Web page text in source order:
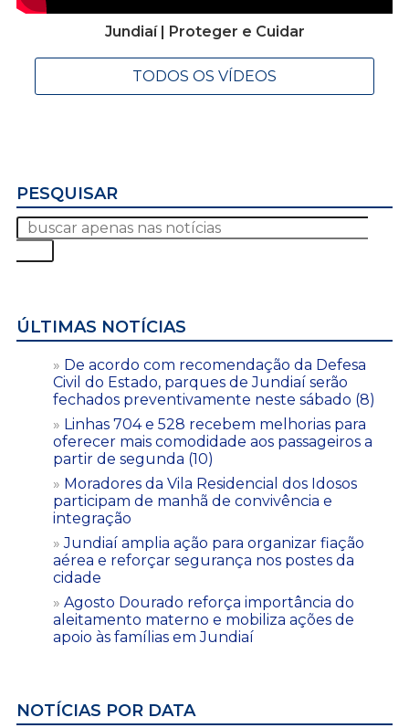
Jundiaí | Proteger e Cuidar
TODOS OS VÍDEOS
PESQUISAR
ÚLTIMAS NOTÍCIAS
De acordo com recomendação da Defesa
Civil do Estado, parques de Jundiaí serão
fechados preventivamente neste sábado (8)
Linhas 704 e 528 recebem melhorias para
oferecer mais comodidade aos passageiros a
partir de segunda (10)
Moradores da Vila Residencial dos Idosos
participam de manhã de convivência e
integração
Jundiaí amplia ação para organizar fiação
aérea e reforçar segurança nos postes da
cidade
Agosto Dourado reforça importância do
aleitamento materno e mobiliza ações de
apoio às famílias em Jundiaí
NOTÍCIAS POR DATA